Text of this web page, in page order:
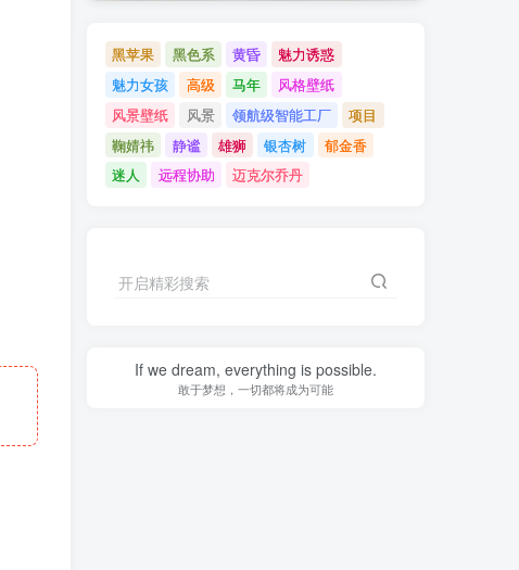
黑苹果 黑色系 黄昏
魅力诱惑
魅力女孩
高级 马年
风格壁纸
风景壁纸
风景 领航级智能工厂
项目
鞠婧祎
静谧 雄狮 银杏树
郁金香
迷人
远程协助 迈克尔乔丹
开启精彩搜索
If we dream, everything is possible.
敢于梦想，一切都将成为可能